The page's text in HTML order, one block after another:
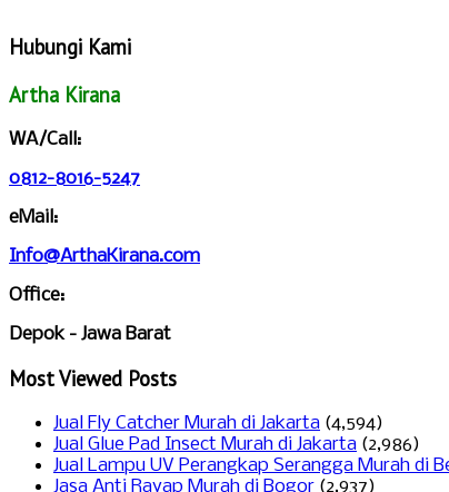
Hubungi Kami
Artha Kirana
WA/Call:
0812-8016-5247
eMail:
Info@ArthaKirana.com
Office:
Depok - Jawa Barat
Most Viewed Posts
Jual Fly Catcher Murah di Jakarta (4,594)
Jual Glue Pad Insect Murah di Jakarta (2,986)
Jual Lampu UV Perangkap Serangga Murah di
Jasa Anti Rayap Murah di Bogor (2,937)